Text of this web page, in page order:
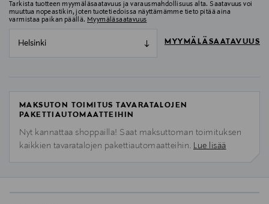
Tarkista tuotteen myymäläsaatavuus ja varausmahdollisuus alta. Saatavuus voi
muuttua nopeastikin, joten tuotetiedoissa näyttämämme tieto pitää aina
varmistaa paikan päällä. Myymäläsaatavuus
Helsinki MYYMÄLÄSAATAVUUS
MAKSUTON TOIMITUS TAVARATALOJEN
PAKETTIAUTOMAATTEIHIN
Nyt kannattaa shoppailla! Saat maksuttoman toimituksen
kaikkien tavaratalojen pakettiautomaatteihin. Lue lisää